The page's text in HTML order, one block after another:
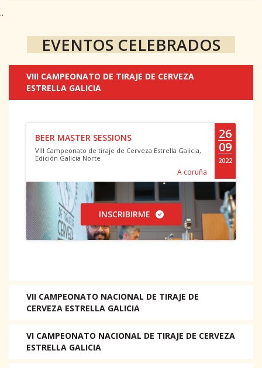
..
EVENTOS CELEBRADOS
VIII CAMPEONATO DE TIRAJE DE CERVEZA
ESTRELLA GALICIA
26
09
2022
BEER MASTER SESSIONS
A coruña
VIII Campeonato de tiraje de Cerveza Estrella Galicia,
Edición Galicia Norte
INSCRIBIRME
VII CAMPEONATO NACIONAL DE TIRAJE DE
CERVEZA ESTRELLA GALICIA
VI CAMPEONATO NACIONAL DE TIRAJE DE CERVEZA
ESTRELLA GALICIA